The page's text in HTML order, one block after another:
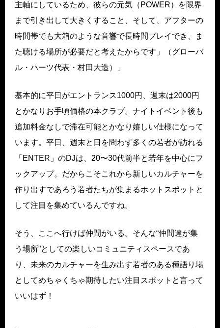
主軸にしているため、彼らの元気（POWER）を限界
まで引き出して大きくすること、そして、アフターの
時間帯でも大箱のような音響で長時間プレイでき、ま
た聴ける場所が必要だと考えたからです」（グローバ
ル・ハーツ代表・村田大造）」
基本的に平日がエントランス1000円、週末は2000円
とかなりお手頃価格の本クラブ。ナイトイベント後も
追加料金なしで滞在可能とかなり嬉しい仕様になって
います。平日、週末と日を問わず多くの若者が訪れる
「ENTER」のDJは、20〜30代前半と若年を中心にフ
ックアップ。だからこそこれから新しいカルチャーを
作り出すであろう若者たちが集まるホットスポットと
して注目を集めているんですね。
そう、ここへ行けば仲間がいる。そんな“仲間達が集
う場所”としての楽しいコミュニティスペースであ
り、未来のカルチャーを生み出す若者のある種語り場
としてめちゃくちゃ期待したい注目スポットと言って
いいはず！